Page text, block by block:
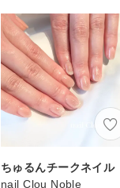
ちゅるんチークネイル
nail Clou Noble